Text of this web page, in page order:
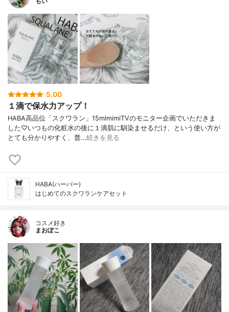
5.00
１滴で保水力アップ！
HABA高品位「スクワラン」15mlmimiTVのモニター企画でいただきま
した♡いつもの化粧水の後に１滴肌に馴染ませるだけ、という使い方が
とても分かりやすく、普…続きを見る
HABA(ハーバー)
はじめてのスクワランケアセット
コスメ好き
まおぽこ